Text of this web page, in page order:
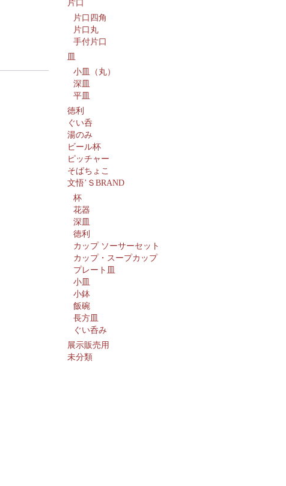
片口
片口四角
片口丸
手付片口
小皿（丸）
深皿
平皿
徳利
ぐい呑
湯のみ
ビール杯
ピッチャー
そばちょこ
文悟’ＳBRAND
杯
花器
深皿
徳利
カップ ソーサーセット
カップ・スープカップ
プレート皿
小皿
小鉢
飯碗
長方皿
ぐい呑み
展示販売用
未分類